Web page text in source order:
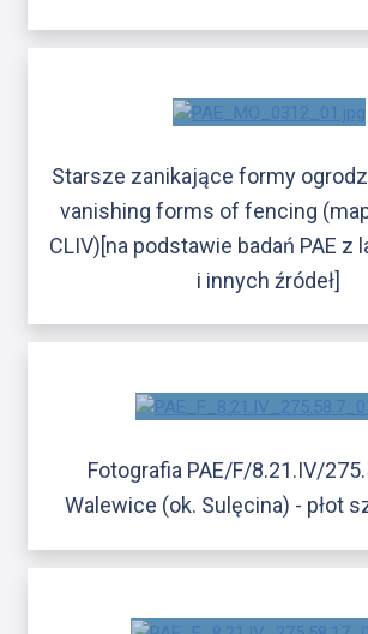
Starsze zanikające formy
vanishing forms of fencing
CLIV)[na podstawie badań PAE z
i innych źródeł]
Fotografia PAE/F/8.21.IV/
Walewice (ok. Sulęcina) - płot